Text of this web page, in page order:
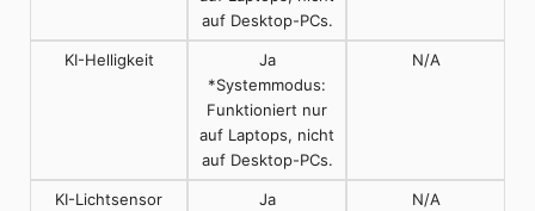
auf Desktop-PCs.
KI-Helligkeit
Ja
*Systemmodus:
Funktioniert nur
auf Laptops, nicht
auf Desktop-PCs.
N/A
KI-Lichtsensor
Ja
N/A